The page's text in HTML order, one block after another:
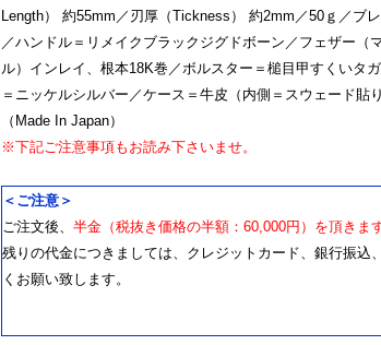
Length） 約55mm／刃厚（Tickness） 約2mm／50ｇ／ブ
／ハンドル＝リメイクブラックジグドボーン／フェザー（
ル）インレイ、根本18K巻／ボルスター＝槌目甲すくいタ
＝ニッケルシルバー／ケース＝牛皮（内側＝スウェード貼
（Made In Japan）
※下記ご注意事項もお読み下さいませ。
＜ご注意＞
ご注文後、 半金（税抜き価格の半額：60,000円）を頂きま
残りの代金につきましては、クレジットカード、銀行振込
くお願い致します。